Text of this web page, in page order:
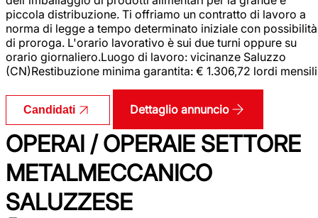
piccola distribuzione. Ti offriamo un contratto di lavoro a
norma di legge a tempo determinato iniziale con possibilità
di proroga. L'orario lavorativo è sui due turni oppure su
orario giornaliero.Luogo di lavoro: vicinanze Saluzzo
(CN)Restibuzione minima garantita: € 1.306,72 lordi mensili
Candidati Dettaglio annuncio
OPERAI / OPERAIE SETTORE
METALMECCANICO
SALUZZESE